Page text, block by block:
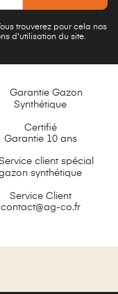
trouverez pour cela nos
d'utilisation du site.
Certifié
Garantie 10 ans
Service Client
contact@ag-co.fr